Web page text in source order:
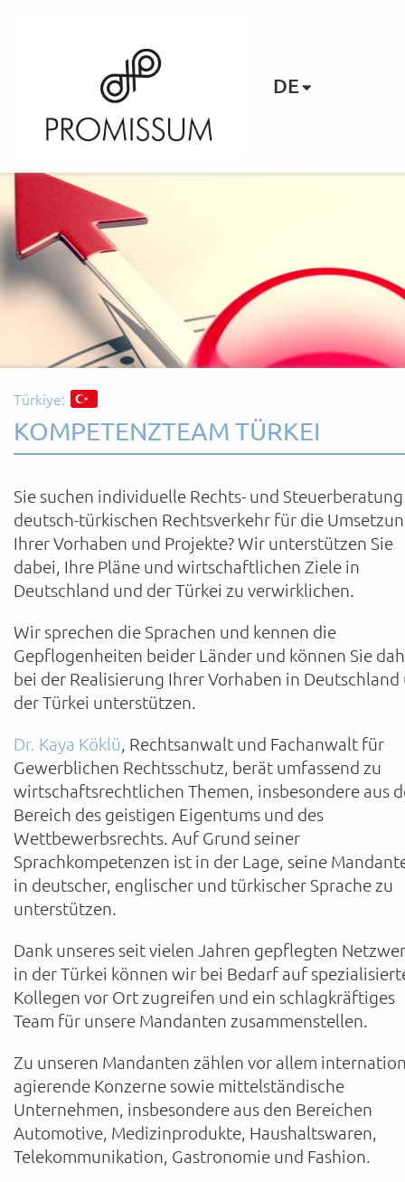
DE
Türkiye:
KOMPETENZTEAM TÜRKEI
Sie suchen individuelle Rechts- und
deutsch-türkischen Rechtsverkehr für die
Ihrer Vorhaben und Projekte? Wir unterstützen Sie
dabei, Ihre Pläne und wirtschaftlichen Ziele in
Deutschland und der Türkei zu verwirklichen.
Wir sprechen die Sprachen und kennen die
Gepflogenheiten beider Länder und können Sie
bei der Realisierung Ihrer Vorhaben in Deutschland
der Türkei unterstützen.
Dr. Kaya Köklü , Rechtsanwalt und Fachanwalt für
Gewerblichen Rechtsschutz, berät umfassend zu
wirtschaftsrechtlichen Themen, insbesondere aus
Bereich des geistigen Eigentums und des
Wettbewerbsrechts. Auf Grund seiner
Sprachkompetenzen ist in der Lage, seine
in deutscher, englischer und türkischer Sprache zu
unterstützen.
Dank unseres seit vielen Jahren gepflegten
in der Türkei können wir bei Bedarf auf
Kollegen vor Ort zugreifen und ein schlagkräftiges
Team für unsere Mandanten zusammenstellen.
Zu unseren Mandanten zählen vor allem
agierende Konzerne sowie mittelständische
Unternehmen, insbesondere aus den Bereichen
Automotive, Medizinprodukte, Haushaltswaren,
Telekommunikation, Gastronomie und Fashion.